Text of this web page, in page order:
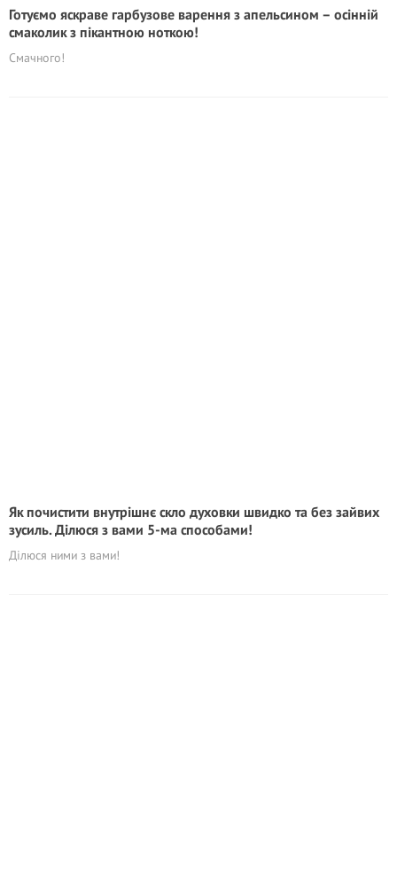
Готуємо яскраве гарбузове варення з апельсином – осінній
смаколик з пікантною ноткою!
Смачного!
Як почистити внутрішнє скло духовки швидко та без зайвих
зусиль. Ділюся з вами 5-ма способами!
Ділюся ними з вами!